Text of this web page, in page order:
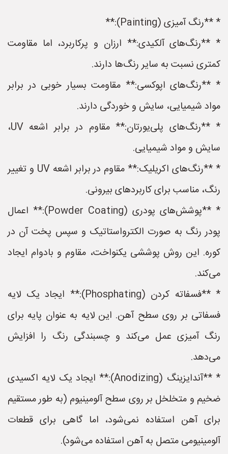
* **رنگ آمیزی (Painting):**
* **رنگ‌های آلکیدی:** ارزان و پرکاربرد، اما مقاومت
کمتری نسبت به سایر رنگ‌ها دارند.
* **رنگ‌های اپوکسی:** مقاومت بسیار خوبی در برابر
مواد شیمیایی، سایش و خوردگی دارند.
* **رنگ‌های پلی‌یورتان:** مقاوم در برابر اشعه UV،
سایش و مواد شیمیایی.
* **رنگ‌های اکریلیک:** مقاوم در برابر اشعه UV و تغییر
رنگ، مناسب برای کاربردهای بیرونی.
* **پوشش‌های پودری (Powder Coating):** اعمال
پودر رنگ به صورت الکترواستاتیک و سپس پخت آن در
کوره. این روش پوششی یکنواخت، مقاوم و بادوام ایجاد
می‌کند.
* **فسفاته کردن (Phosphating):** ایجاد یک لایه
فسفاتی بر روی سطح آهن. این لایه به عنوان پایه برای
رنگ آمیزی عمل می‌کند و چسبندگی رنگ را افزایش
می‌دهد.
* **آندایزینگ (Anodizing):** ایجاد یک لایه اکسیدی
ضخیم و متخلخل بر روی سطح آلومینیوم (به طور مستقیم
برای آهن استفاده نمی‌شود، اما گاهی برای قطعات
آلومینیومی متصل به آهن استفاده می‌شود).